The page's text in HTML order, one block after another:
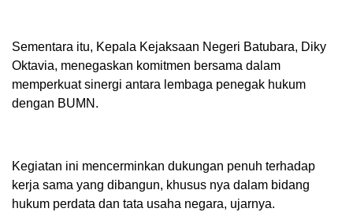
Sementara itu, Kepala Kejaksaan Negeri Batubara, Diky
Oktavia, menegaskan komitmen bersama dalam
memperkuat sinergi antara lembaga penegak hukum
dengan BUMN.
Kegiatan ini mencerminkan dukungan penuh terhadap
kerja sama yang dibangun, khusus nya dalam bidang
hukum perdata dan tata usaha negara, ujarnya.